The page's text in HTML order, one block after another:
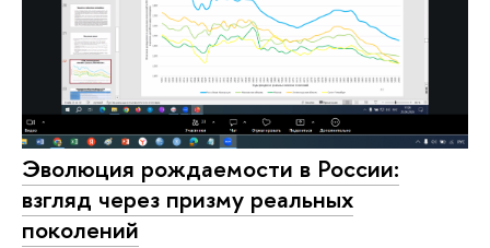
Эволюция рождаемости в России:
взгляд через призму реальных
поколений